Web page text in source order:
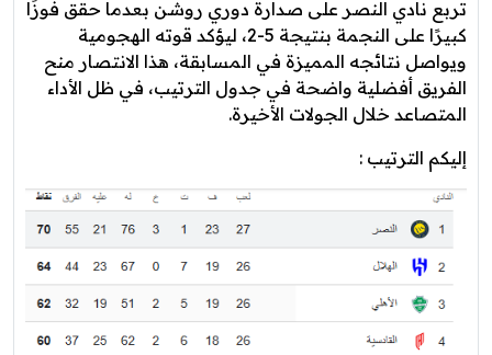
تربع نادي النصر على صدارة دوري روشن بعدما حقق فوزًا
كبيرًا على النجمة بنتيجة 5-2، ليؤكد قوته الهجومية
ويواصل نتائجه المميزة في المسابقة، هذا الانتصار منح
الفريق أفضلية واضحة في جدول الترتيب، في ظل الأداء
المتصاعد خلال الجولات الأخيرة.
إليكم الترتيب :